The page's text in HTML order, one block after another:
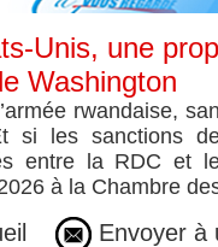
Unis, une
Washington
rwandaise,
si les sanctions
entre la RDC et
à la Chambre
Envoyer à